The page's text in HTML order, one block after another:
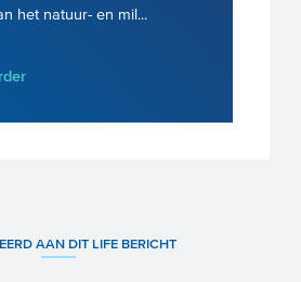
het natuur- en mil...
AAN DIT LIFE BERICHT